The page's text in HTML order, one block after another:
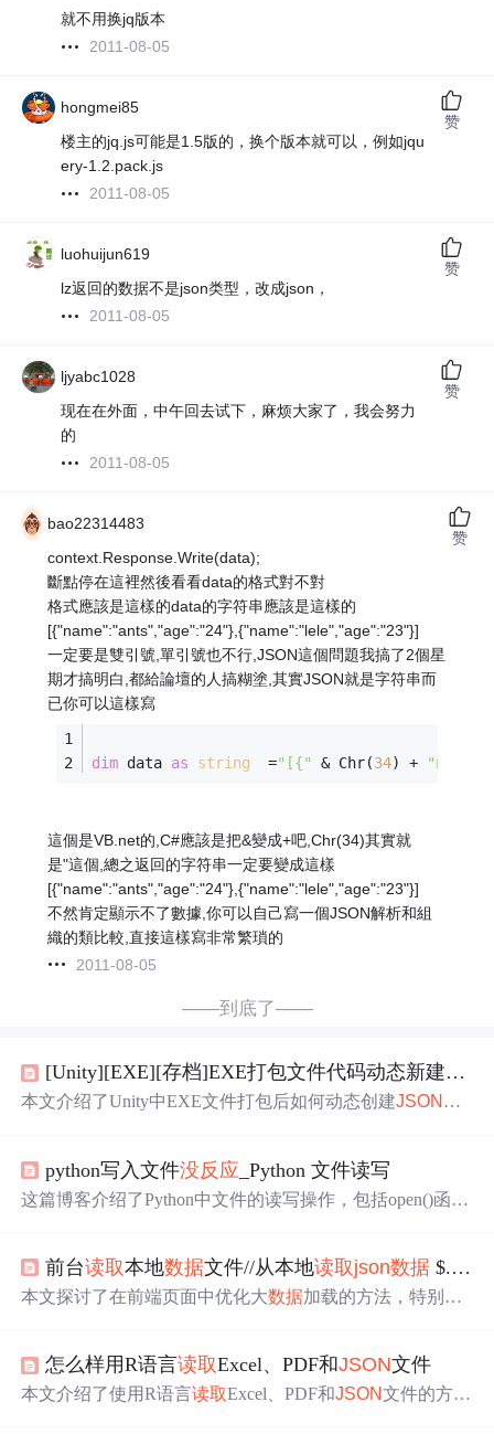
就不用换jq版本
2011-08-05
hongmei85
楼主的jq.js可能是1.5版的，换个版本就可以，例如jqu
ery-1.2.pack.js
2011-08-05
赞
luohuijun619
lz返回的数据不是json类型，改成json，
2011-08-05
赞
ljyabc1028
现在在外面，中午回去试下，麻烦大家了，我会努力
的
2011-08-05
赞
bao22314483
context.Response.Write(data);
斷點停在這裡然後看看data的格式對不對
格式應該是這樣的data的字符串應該是這樣的
[{"name":"ants","age":"24"},{"name":"lele","age":"23"}]
一定要是雙引號,單引號也不行,JSON這個問題我搞了2個星
期才搞明白,都給論壇的人搞糊塗,其實JSON就是字符串而
已你可以這樣寫
dim data as string
  =
"[{" & Chr(34) + "name"
這個是VB.net的,C#應該是把&變成+吧,Chr(34)其實就
是"這個,總之返回的字符串一定要變成這樣
[{"name":"ants","age":"24"},{"name":"lele","age":"23"}]
不然肯定顯示不了數據,你可以自己寫一個JSON解析和組
織的類比較,直接這樣寫非常繁瑣的
2011-08-05
赞
——到底了——
[Unity][EXE][存档]EXE打包文件代码动态新建
本文介绍了Unity中EXE文件打包后如何动态创建JSON 存
gAssetsPath。在打包后，路径应为F:UnityProjectMyProjectT
estEXENightmares_DataStreamingAssetsTest_Scene。同时，
包前不要忘记在Files-Build Setting-Secenes In Build中添加当
前场景。
python写入文件没反应 _Python 文件读写
这篇博客介绍了Python中文件的读写操作，包括open()函数
with语句来确保文件正确关闭的重要性。此外，文章提到
了使用json模块进行数据存储，展示了json.dump()和json
前台读取本地数据文件//从本地读取json数据 $.ajax({ url: "static/
本文探讨了在前端页面中优化大数据加载的方法，特别是
怎么样用R语言读取Excel、PDF和JSON文件
本文介绍了使用R语言读取Excel、PDF和JSON文件的方